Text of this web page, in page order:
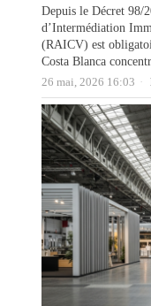
Depuis le Décret 98/
d’Intermédiation
(RAICV) est
Costa Blanca
26 mai, 2026 16:03